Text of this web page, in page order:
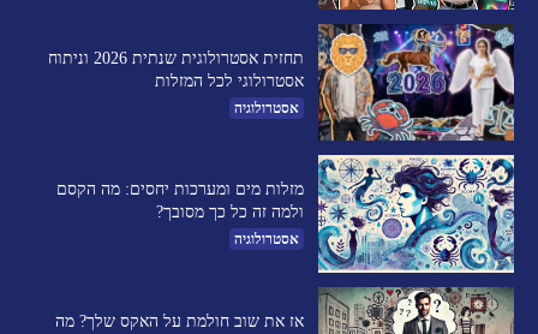
תחזית אסטרולוגית שנתית 2026 וניתוח
אסטרולוגי לכל המזלות
אסטרולוגיה
מזלות מים ומערכות יחסים: מה הקסם
ולמה זה כל כך מסובך?
אסטרולוגיה
אז את שוב חולמת על האקס שלך? מה